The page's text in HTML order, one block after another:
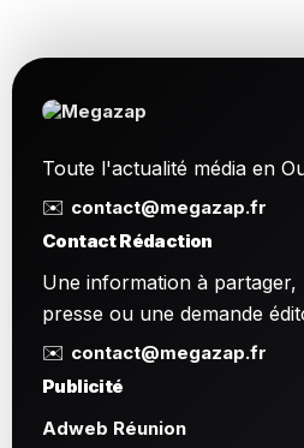
Toute l'actualité média en
✉️ contact@megazap.fr
Contact Rédaction
Une information à partager,
presse ou une demande
✉️ contact@megazap.fr
Publicité
Adweb Réunion